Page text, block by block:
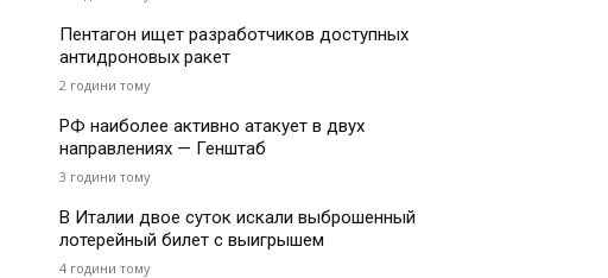
Пентагон ищет разработчиков доступных
антидроновых ракет
2 години тому
РФ наиболее активно атакует в двух
направлениях — Генштаб
3 години тому
В Италии двое суток искали выброшенный
лотерейный билет с выигрышем
4 години тому